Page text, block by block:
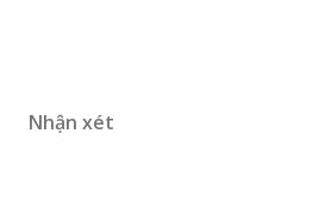
Nhận xét